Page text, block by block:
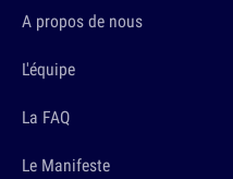
A propos de nous
L'équipe
La FAQ
Le Manifeste